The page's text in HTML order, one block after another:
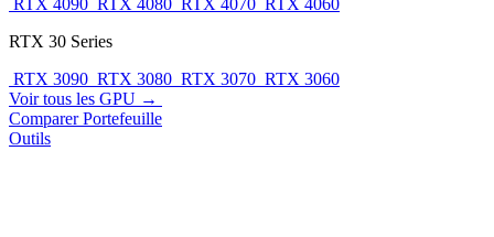
RTX 4090 RTX 4080 RTX 4070 RTX 4060
RTX 30 Series
RTX 3090 RTX 3080 RTX 3070 RTX 3060
Voir tous les GPU →
ComparerPortefeuille
Outils